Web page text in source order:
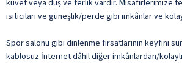
küvet veya duş ve terlik vardır. Misafirlerimize
ısıtıcıları ve güneşlik/perde gibi imkânlar ve
Spor salonu gibi dinlenme fırsatlarının keyfini
kablosuz İnternet dâhil diğer imkânlardan/